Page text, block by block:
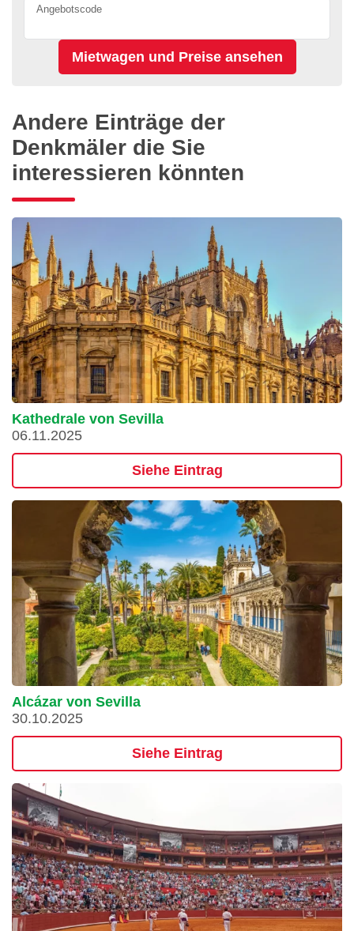
Angebotscode
Andere Einträge der
Denkmäler die Sie
interessieren könnten
Kathedrale von Sevilla
06.11.2025
Siehe Eintrag
Alcázar von Sevilla
30.10.2025
Siehe Eintrag